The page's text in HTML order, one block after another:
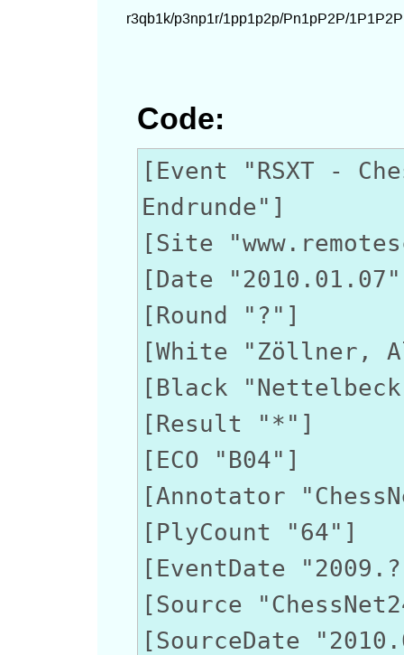
Code:
[Event "RSXT -
Endrunde"]
[Site
[Date
[Round "?"]
[White "Zöllner,
[Black
[Result "*"]
[ECO "B04"]
[Annotator
[PlyCount "64"]
[EventDate
[Source
[SourceDate